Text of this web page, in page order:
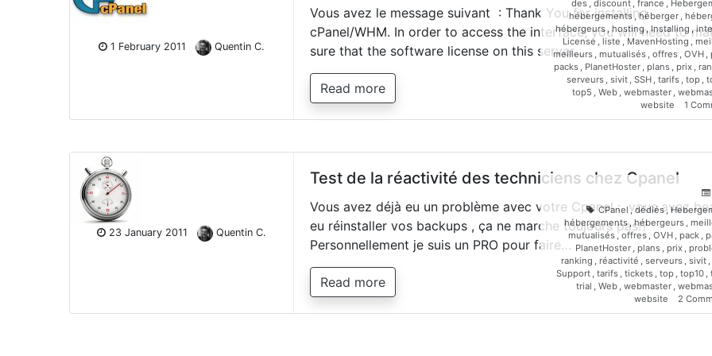
1 February 2011 Quentin C.
Vous avez le message suivant : Thank You for installing
cPanel/WHM. In order to access the interface, you will need to
sure that the software license on this server…
Read more
des , discount , france ,
hébergements,héberger ,
hébergeurs, hosting,Installing ,
License , liste , MavenHosting ,
meilleurs , mutualisés , offres , OVH ,
packs , PlanetHoster , plans , prix ,
serveurs , sivit , SSH , tarifs , top ,
top5 , Web , webmaster ,
website
1
23 January 2011 Quentin C.
Test de la réactivité des techniciens chez Cpanel
Vous avez déjà eu un problème avec votre Cpanel : vous avez
eu réinstaller vos backups , ça ne marche toujours pas!?
Personnellement je suis un PRO pour faire…
Read more
CPanel,dédiés,
hébergements,hébergeurs ,
mutualisés , offres , OVH , pack ,
PlanetHoster , plans , prix ,
ranking , réactivité , serveurs , sivit ,
Support , tarifs , tickets , top , top10 ,
trial , Web , webmaster ,
website
2